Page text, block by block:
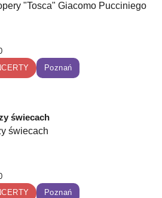
"Tosca" Giacomo Pucciniego
Poznań
świecach
świecach
Poznań